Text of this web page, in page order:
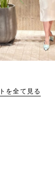
を全て見る